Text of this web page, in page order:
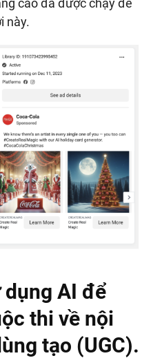
cáo đã được chạy để
này.
AI để
thi về nội
tạo (UGC).